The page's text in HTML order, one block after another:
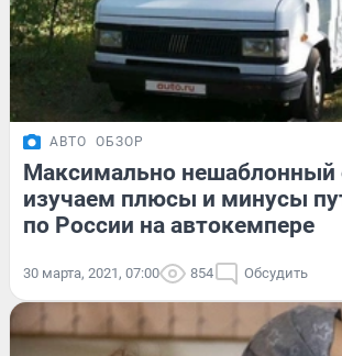
АВТО ОБЗОР
Максимально нешаблонный
изучаем плюсы и минусы
по России на автокемпере
30 марта, 2021, 07:00 854 Обсудить